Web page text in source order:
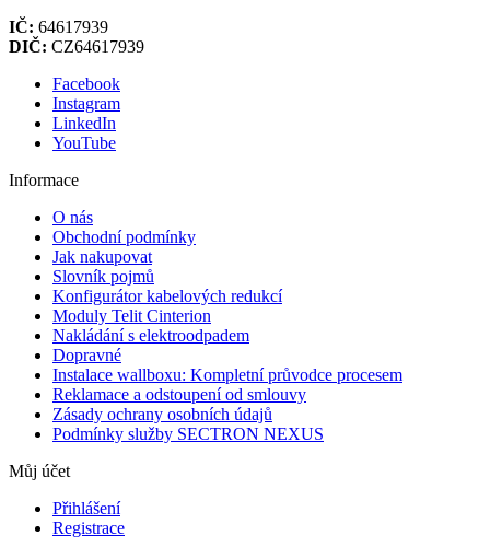
IČ: 64617939
DIČ: CZ64617939
Facebook
Instagram
LinkedIn
YouTube
Informace
O nás
Obchodní podmínky
Jak nakupovat
Slovník pojmů
Konfigurátor kabelových redukcí
Moduly Telit Cinterion
Nakládání s elektroodpadem
Dopravné
Instalace wallboxu: Kompletní průvodce procesem
Reklamace a odstoupení od smlouvy
Zásady ochrany osobních údajů
Podmínky služby SECTRON NEXUS
Můj účet
Přihlášení
Registrace